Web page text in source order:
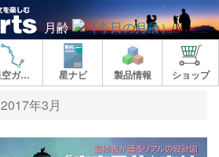
月齢
星空ガイド 星ナビ 製品情報 ショップ
2017年3月